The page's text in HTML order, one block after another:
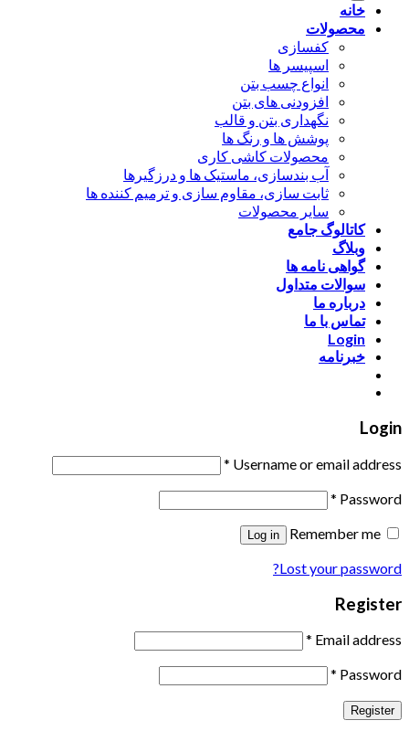
خانه
محصولات
کفسازی
اسپیسر ها
انواع چسب بتن
افزودنی های بتن
نگهداری بتن و قالب
پوشش ها و رنگ ها
محصولات کاشی کاری
آب بندسازی، ماستیک ها و درزگیرها
ثابت سازی، مقاوم سازی و ترمیم کننده ها
سایر محصولات
کاتالوگ جامع
وبلاگ
گواهی نامه ها
سوالات متداول
درباره ما
تماس با ما
Login
خبرنامه
Login
Username or email address
*
Password
*
Remember me
Log in
Lost your password?
Register
Email address
*
Password
*
Register